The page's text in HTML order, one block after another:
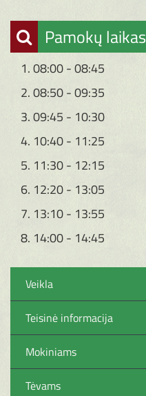
Pamokų laikas
1. 08:00 - 08:45
2. 08:50 - 09:35
3. 09:45 - 10:30
4. 10:40 - 11:25
5. 11:30 - 12:15
6. 12:20 - 13:05
7. 13:10 - 13:55
8. 14:00 - 14:45
Veikla
Teisinė informacija
Mokiniams
Tėvams